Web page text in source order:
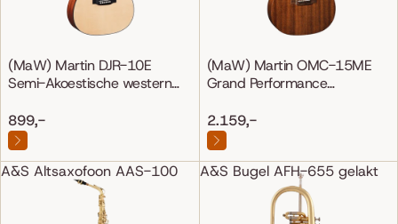
(MaW) Martin DJR-10E
Semi-Akoestische western
899,-
(MaW) Martin OMC-15ME
Grand Performance
2.159,-
A&S Altsaxofoon AAS-100 A&S Bugel AFH-655 gelakt